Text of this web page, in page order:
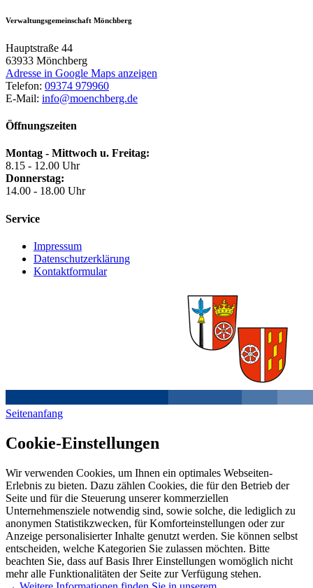
Verwaltungsgemeinschaft Mönchberg
Hauptstraße 44
63933 Mönchberg
Adresse in Google Maps anzeigen
Telefon: 09374 979960
E-Mail: info@moenchberg.de
Öffnungszeiten
Montag - Mittwoch u. Freitag:
8.15 - 12.00 Uhr
Donnerstag:
14.00 - 18.00 Uhr
Service
Impressum
Datenschutzerklärung
Kontaktformular
Seitenanfang
Cookie-Einstellungen
Wir verwenden Cookies, um Ihnen ein optimales Webseiten-
Erlebnis zu bieten. Dazu zählen Cookies, die für den Betrieb der
Seite und für die Steuerung unserer kommerziellen
Unternehmensziele notwendig sind, sowie solche, die lediglich zu
anonymen Statistikzwecken, für Komforteinstellungen oder zur
Anzeige personalisierter Inhalte genutzt werden. Sie können selbst
entscheiden, welche Kategorien Sie zulassen möchten. Bitte
beachten Sie, dass auf Basis Ihrer Einstellungen womöglich nicht
mehr alle Funktionalitäten der Seite zur Verfügung stehen.